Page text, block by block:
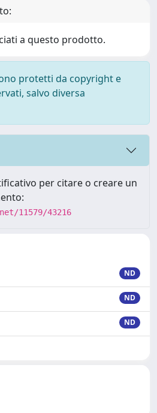
a questo prodotto.
protetti da copyright e
salvo diversa
per citare o creare un
11579/43216
ND
ND
ND